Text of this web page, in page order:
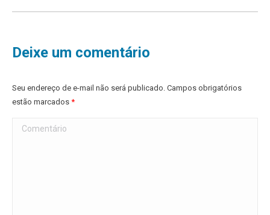
Deixe um comentário
Seu endereço de e-mail não será publicado. Campos obrigatórios
estão marcados *
Comentário